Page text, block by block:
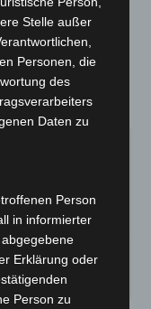
EV
LUQI EV600
CARGO
Stelle außer
Personen, die
des
Daten zu
Person
in informierter
Erklärung oder
Person zu